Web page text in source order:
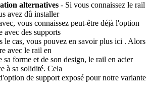
alternatives - Si vous connaissez le rail
avez dû installer
vous connaissez peut-être déjà l'option
avec des supports
le cas, vous pouvez en savoir plus ici . Alors
avec le rail en
forme et de son design, le rail en acier
à sa solidité. Cela
de support exposé pour notre variante